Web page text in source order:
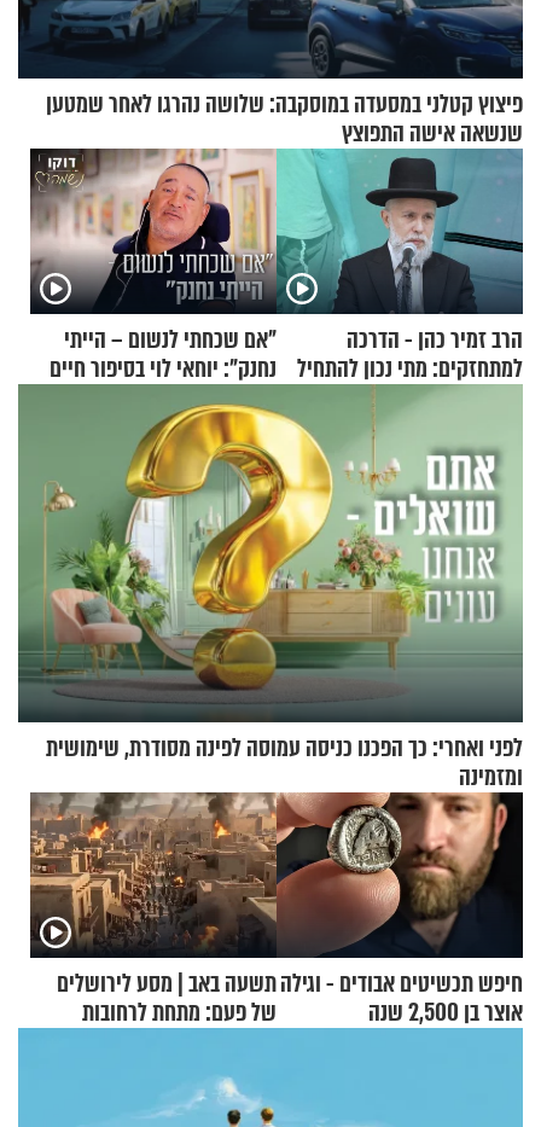
פיצוץ קטלני במסעדה במוסקבה: שלושה נהרגו לאחר שמטען
שנשאה אישה התפוצץ
הרב זמיר כהן - הדרכה
למתחזקים: מתי נכון להתחיל
עם לבישת הציצית?
"אם שכחתי לנשום – הייתי
נחנק": יוחאי לוי בסיפור חיים
מעורר השראה
לפני ואחרי: כך הפכנו כניסה עמוסה לפינה מסודרת, שימושית
ומזמינה
חיפש תכשיטים אבודים - וגילה
אוצר בן 2,500 שנה
תשעה באב | מסע לירושלים
של פעם: מתחת לרחובות